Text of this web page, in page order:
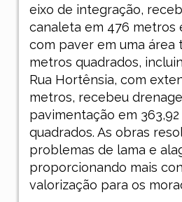
eixo de integração,
canaleta em 476 metros
com paver em uma área
metros quadrados,
Rua Hortênsia, com
metros, recebeu
pavimentação em
quadrados. As obras
problemas de lama e
proporcionando mais
valorização para os